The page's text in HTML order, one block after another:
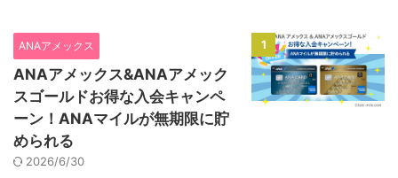
1
ANAアメックス
ANAアメックス&ANAアメック
スゴールドお得な入会キャンペ
ーン！ANAマイルが無期限に貯
められる
2026/6/30